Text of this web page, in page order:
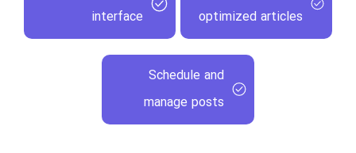
optimized articles
interface
Schedule and
manage posts